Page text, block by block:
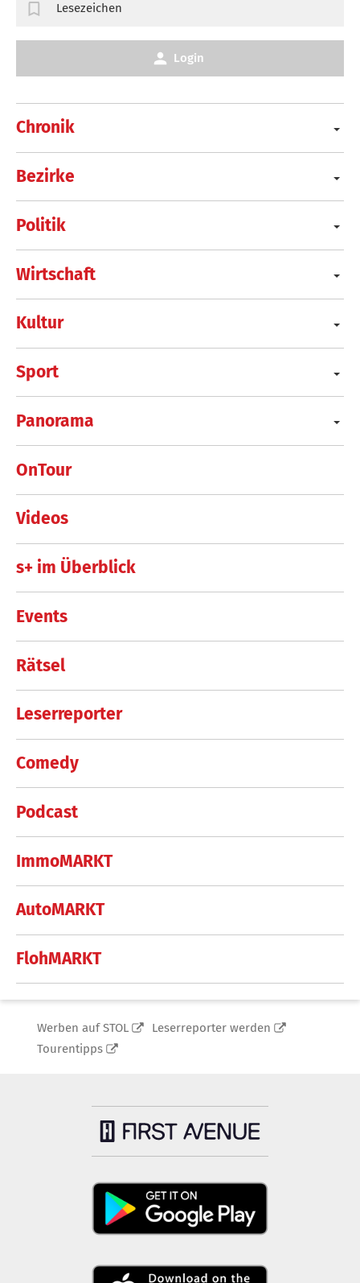
Chronik
Bezirke
Politik
Wirtschaft
Kultur
Sport
Panorama
OnTour
Videos
s+ im Überblick
Events
Rätsel
Leserreporter
Comedy
Podcast
ImmoMARKT
AutoMARKT
FlohMARKT
Lesezeichen
Login
Werben auf STOL
Leserreporter werden
Tourentipps